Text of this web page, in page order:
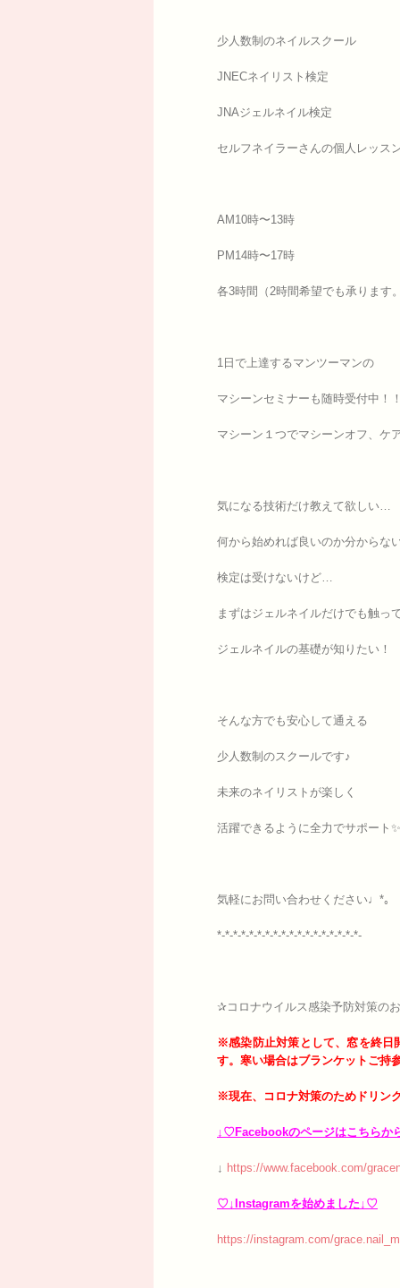
少人数制のネイルスクール
JNECネイリスト検定
JNAジェルネイル検定
セルフネイラーさんの個人レッス
AM10時〜13時
PM14時〜17時
各3時間（2時間希望でも承ります。
1日で上達するマンツーマンの
マシーンセミナーも随時受付中！！
マシーン１つでマシーンオフ、ケ
気になる技術だけ教えて欲しい…
何から始めれば良いのか分からな
検定は受けないけど…
まずはジェルネイルだけでも触っ
ジェルネイルの基礎が知りたい！
そんな方でも安心して通える
少人数制のスクールです♪
未来のネイリストが楽しく
活躍できるように全力でサポート✨
気軽にお問い合わせください♩*｡
*-*-*-*-*-*-*-*-*-*-*-*-*-*-*-*-*-*-
✰コロナウイルス感染予防対策の
※感染防止対策として、窓を終日
す。寒い場合はブランケットご持
※現在、コロナ対策のためドリン
↓♡Facebookのページはこちらか
↓ https://www.facebook.com/
♡↓Instagramを始めました↓♡
https://instagram.com/